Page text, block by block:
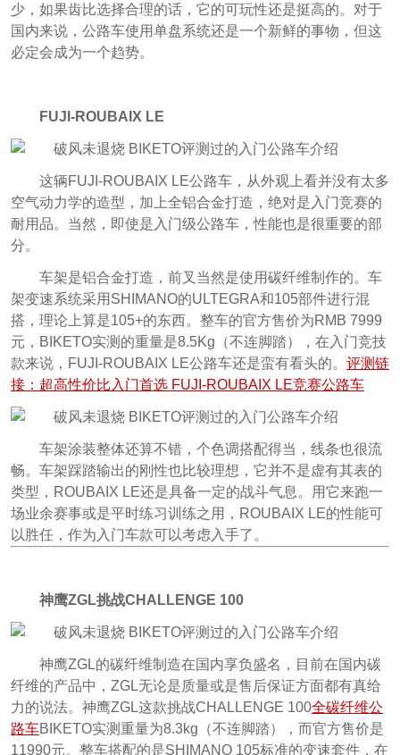
少，如果齿比选择合理的话，它的可玩性还是挺高的。对于
国内来说，公路车使用单盘系统还是一个新鲜的事物，但这
必定会成为一个趋势。
FUJI-ROUBAIX LE
这辆FUJI-ROUBAIX LE公路车，从外观上看并没有太多
空气动力学的造型，加上全铝合金打造，绝对是入门竞赛的
耐用品。当然，即使是入门级公路车，性能也是很重要的部
分。
车架是铝合金打造，前叉当然是使用碳纤维制作的。车
架变速系统采用SHIMANO的ULTEGRA和105部件进行混
搭，理论上算是105+的东西。整车的官方售价为RMB 7999
元，BIKETO实测的重量是8.5Kg（不连脚踏），在入门竞技
款来说，FUJI-ROUBAIX LE公路车还是蛮有看头的。 评测链
接：超高性价比入门首选 FUJI-ROUBAIX LE竞赛公路车
车架涂装整体还算不错，个色调搭配得当，线条也很流
畅。车架踩踏输出的刚性也比较理想，它并不是虚有其表的
类型，ROUBAIX LE还是具备一定的战斗气息。用它来跑一
场业余赛事或是平时练习训练之用，ROUBAIX LE的性能可
以胜任，作为入门车款可以考虑入手了。
神鹰ZGL挑战CHALLENGE 100
神鹰ZGL的碳纤维制造在国内享负盛名，目前在国内碳
纤维的产品中，ZGL无论是质量或是售后保证方面都有真给
力的说法。神鹰ZGL这款挑战CHALLENGE 100全碳纤维公
路车BIKETO实测重量为8.3kg（不连脚踏），而官方售价是
11990元。整车搭配的是SHIMANO 105标准的变速套件，在